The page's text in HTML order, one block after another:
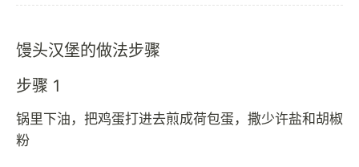
馒头汉堡的做法步骤
步骤 1
锅里下油，把鸡蛋打进去煎成荷包蛋，撒少许盐和胡椒
粉